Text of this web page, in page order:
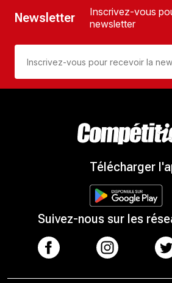
Newsletter
Inscrivez-vous
newsletter
Télécharger
Suivez-nous sur les